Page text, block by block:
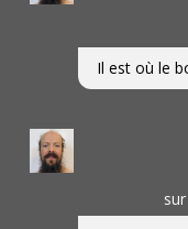
Il est où le
sur